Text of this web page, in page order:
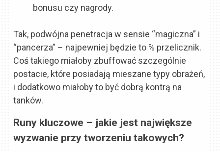
bonusu czy nagrody.
Tak, podwójna penetracja w sensie “magiczna” i
“pancerza” – najpewniej będzie to % przelicznik.
Coś takiego miałoby zbuffować szczególnie
postacie, które posiadają mieszane typy obrażeń,
i dodatkowo miałoby to być dobrą kontrą na
tanków.
Runy kluczowe – jakie jest największe
wyzwanie przy tworzeniu takowych?